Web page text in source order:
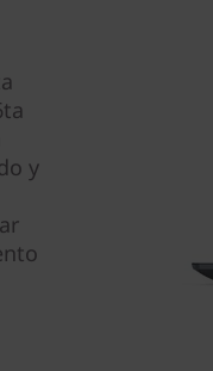
y